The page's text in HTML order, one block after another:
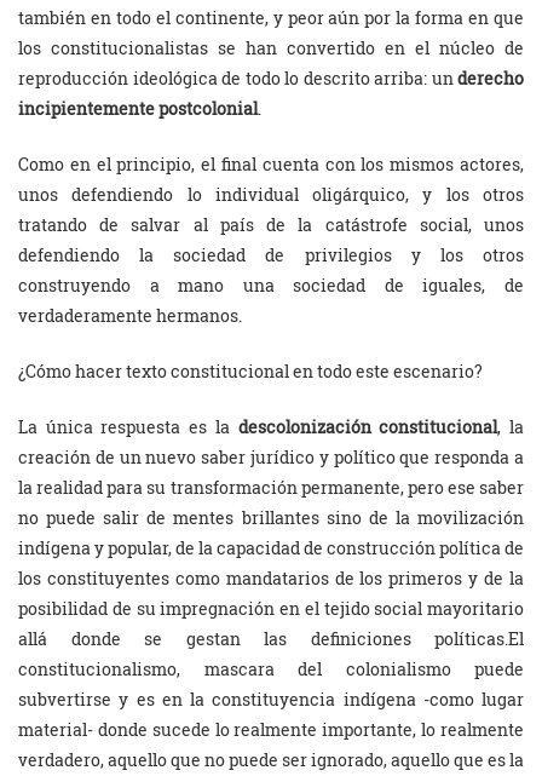
también en todo el continente, y peor aún por la forma en que
los constitucionalistas se han convertido en el núcleo de
reproducción ideológica de todo lo descrito arriba: underecho
incipientemente postcolonial.
Como en el principio, el final cuenta con los mismos actores,
unos defendiendo lo individual oligárquico, y los otros
tratando de salvar al país de la catástrofe social, unos
defendiendo la sociedad de privilegios y los otros
construyendo a mano una sociedad de iguales, de
verdaderamente hermanos.
¿Cómo hacer texto constitucional en todo este escenario?
La única respuesta es la descolonización constitucional, la
creación de un nuevo saber jurídico y político que responda a
la realidad para su transformación permanente, pero ese saber
no puede salir de mentes brillantes sino de la movilización
indígena y popular, de la capacidad de construcción política de
los constituyentes como mandatarios de los primeros y de la
posibilidad de su impregnación en el tejido social mayoritario
allá donde se gestan las definiciones políticas.El
constitucionalismo, mascara del colonialismo puede
subvertirse y es en la constituyencia indígena -como lugar
material- donde sucede lo realmente importante, lo realmente
verdadero, aquello que no puede ser ignorado, aquello que es la